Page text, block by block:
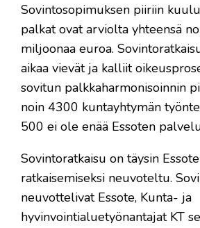
Sovintosopimuksen piiriin
palkat ovat arviolta yhteensä
miljoonaa euroa.
aikaa vievät ja kalliit
sovitun palkkaharmonisoinnin
noin 4300 kuntayhtymän
500 ei ole enää Essoten
Sovintoratkaisu on täysin
ratkaisemiseksi neuvoteltu.
neuvottelivat Essote, Kunta- ja
hyvinvointialuetyönantajat KT